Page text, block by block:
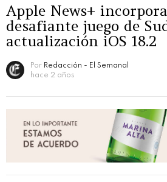
Apple News+
desafiante juego de
actualización iOS 18.2
Por Redacción - El Semanal
hace 2 años